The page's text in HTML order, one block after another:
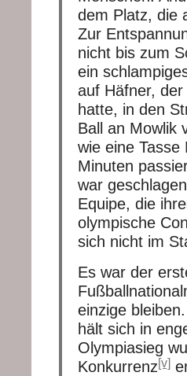
dem Platz, die
Zur
nicht bis zum
ein
auf Häfner,
hatte, in den
Ball an Mowlik
wie eine
Minuten
war
Equipe, die
olympische
sich nicht im
Es war der
einzige
hält sich in
Olympiasieg
Konkurrenz[v]